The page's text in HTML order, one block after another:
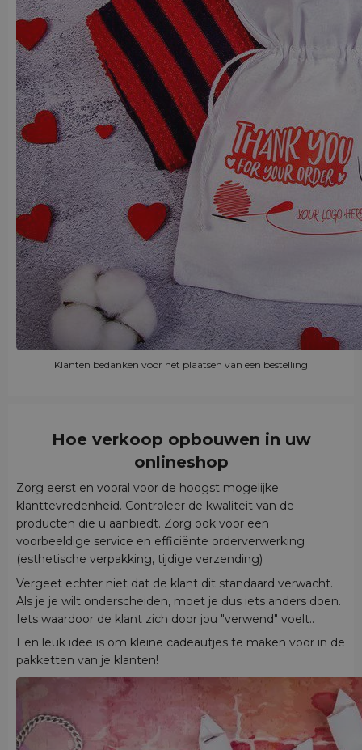
Klanten bedanken voor het plaatsen van een bestelling
Hoe verkoop opbouwen in uw
onlineshop
Zorg eerst en vooral voor de hoogst mogelijke
klanttevredenheid. Controleer de kwaliteit van de
producten die u aanbiedt. Zorg ook voor een
voorbeeldige service en efficiënte orderverwerking
(esthetische verpakking, tijdige verzending)
Vergeet echter niet dat de klant dit standaard verwacht.
Als je je wilt onderscheiden, moet je dus iets anders doen.
Iets waardoor de klant zich door jou "verwend" voelt..
Een leuk idee is om kleine cadeautjes te maken voor in de
pakketten van je klanten!